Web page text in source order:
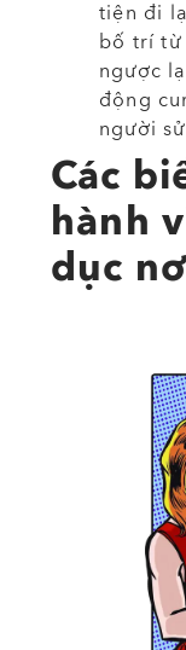
tiện đi
bố trí từ
ngược
động
người
Các
hành
dục